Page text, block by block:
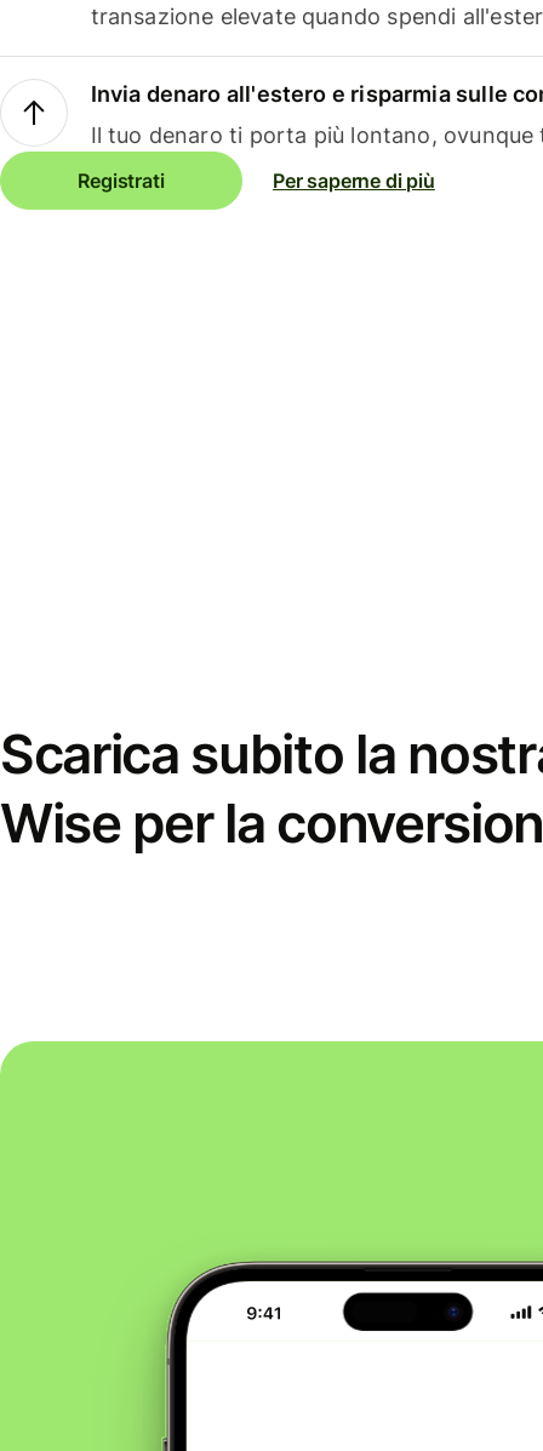
transazione elevate quando spendi
Invia denaro all'estero e risparmia sulle
Il tuo denaro ti porta più lontano, ovunque
Registrati Per saperne di più
Scarica subito la
Wise per la